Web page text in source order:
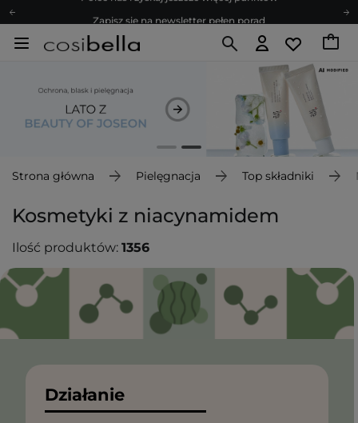
Bezpłatne konsultacje kosmetologiczne
Poleć nas i zyskaj jeszcze więcej punktów
Zapisz się na newsletter pełen porad
Strona główna Pielęgnacja Top składniki
Kosmetyki z niacynamidem
Ilość produktów: 1356
Działanie